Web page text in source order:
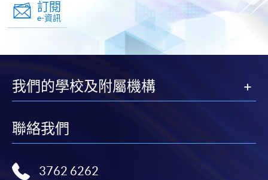
訂閱
e-資訊
我們的學校及附屬機構
聯絡我們
3762 6262